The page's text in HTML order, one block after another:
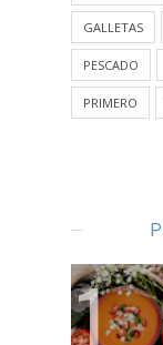
GALLETAS
PESCADO
PRIMERO